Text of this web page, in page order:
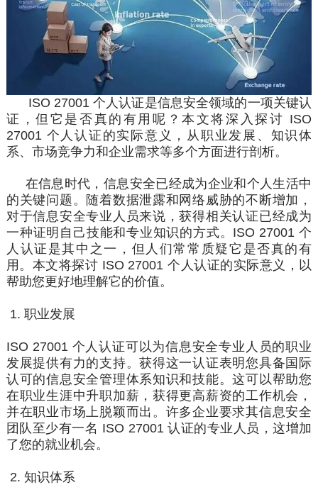
ISO 27001个人认证是信息安全领域的一项关键认
证，但它是否真的有用呢？本文将深入探讨 ISO
27001 个人认证的实际意义，从职业发展、知识体
系、市场竞争力和企业需求等多个方面进行剖析。
在信息时代，信息安全已经成为企业和个人生活中
的关键问题。随着数据泄露和网络威胁的不断增加，
对于信息安全专业人员来说，获得相关认证已经成为
一种证明自己技能和专业知识的方式。ISO 27001 个
人认证是其中之一，但人们常常质疑它是否真的有
用。本文将探讨 ISO 27001 个人认证的实际意义，以
帮助您更好地理解它的价值。
1. 职业发展
ISO 27001 个人认证可以为信息安全专业人员的职业
发展提供有力的支持。获得这一认证表明您具备国际
认可的信息安全管理体系知识和技能。这可以帮助您
在职业生涯中升职加薪，获得更高薪资的工作机会，
并在职业市场上脱颖而出。许多企业要求其信息安全
团队至少有一名 ISO 27001 认证的专业人员，这增加
了您的就业机会。
2. 知识体系